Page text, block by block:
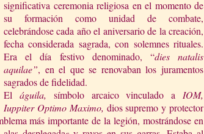
significativa ceremonia religiosa en el momento de
su formación como unidad de combate,
celebrándose cada año el aniversario de la creación,
fecha considerada sagrada, con solemnes rituales.
Era el día festivo denominado, “dies natalis
aquilae”, en el que se renovaban los juramentos
sagrados de fidelidad.
El águila, símbolo arcaico vinculado a IOM,
Iuppiter Optimo Maximo, dios supremo y protector
más importante de la legión, mostrándose en